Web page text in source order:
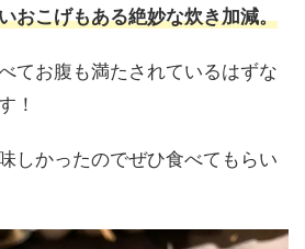
おこげもある絶妙な炊き加減。
てお腹も満たされているはずな
！
しかったのでぜひ食べてもらい